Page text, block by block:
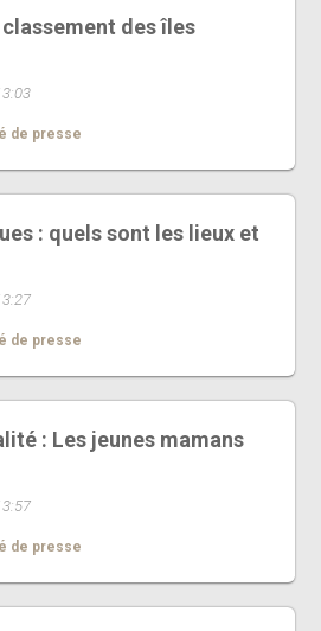
des îles
de presse
: quels sont les lieux et
de presse
: Les jeunes mamans
de presse